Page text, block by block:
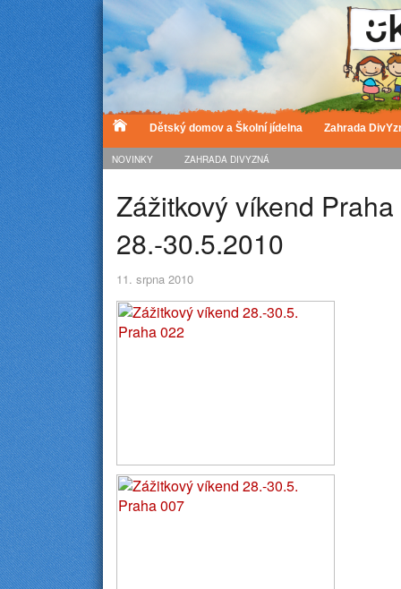
Dětský domov a Školní jídelna Zahrada
NOVINKY ZAHRADA DIVYZNÁ
Zážitkový víkend
28.-30.5.2010
11. srpna 2010